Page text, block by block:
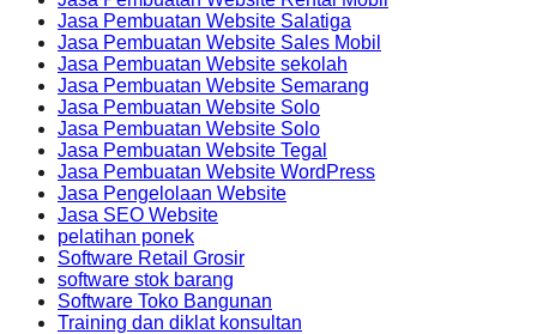
Jasa Pembuatan Website Salatiga
Jasa Pembuatan Website Sales Mobil
Jasa Pembuatan Website sekolah
Jasa Pembuatan Website Semarang
Jasa Pembuatan Website Solo
Jasa Pembuatan Website Solo
Jasa Pembuatan Website Tegal
Jasa Pembuatan Website WordPress
Jasa Pengelolaan Website
Jasa SEO Website
pelatihan ponek
Software Retail Grosir
software stok barang
Software Toko Bangunan
Training dan diklat konsultan